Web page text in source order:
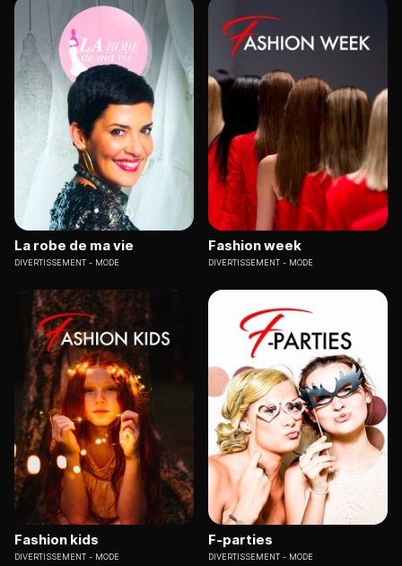
La robe de ma vie
DIVERTISSEMENT MODE
Fashion week
DIVERTISSEMENT MODE
Fashion kids
DIVERTISSEMENT MODE
F-parties
DIVERTISSEMENT MODE